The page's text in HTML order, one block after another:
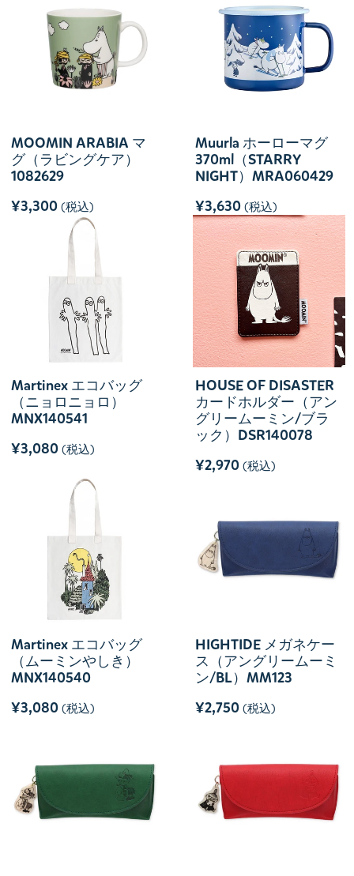
MOOMIN ARABIA マ
グ（ラビングケア）
1082629
¥3,300 (税込)
Muurla ホーローマグ
370ml（STARRY
NIGHT）MRA060429
¥3,630 (税込)
Martinex エコバッグ
（ニョロニョロ）
MNX140541
¥3,080 (税込)
HOUSE OF DISASTER
カードホルダー（アン
グリームーミン/ブラ
ック）DSR140078
¥2,970 (税込)
Martinex エコバッグ
（ムーミンやしき）
MNX140540
¥3,080 (税込)
HIGHTIDE メガネケー
ス（アングリームーミ
ン/BL）MM123
¥2,750 (税込)